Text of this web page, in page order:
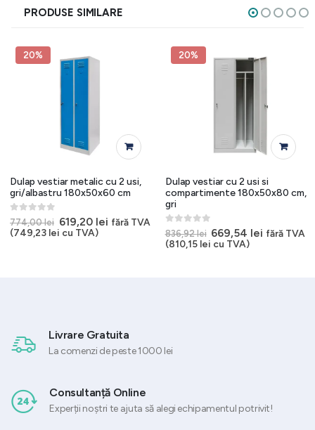
PRODUSE SIMILARE
20%
Dulap vestiar metalic cu 2 usi,
gri/albastru 180x50x60 cm
0out of 5
774,00lei Prețul
inițial
619,20 leiPrețul
fără TVA
(749,23 lei cu TVA)
20%
Dulap vestiar cu 2 usi si
compartimente 180x50x80 cm,
gri
0out of 5
836,92lei Prețul
inițial
669,54 lei Prețul
fără TVA
(810,15 lei cu TVA)
Livrare Gratuita
La comenzi de peste 1000 lei
Consultanță Online
Experții noștri te ajuta să alegi echipamentul potrivit!